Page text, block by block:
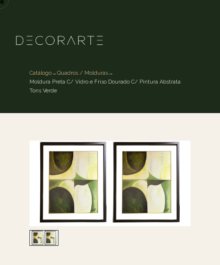
Catálogo→Quadros / Molduras→
Moldura Preta C/ Vidro e Friso Dourado C/ Pintura Abstrata
Tons Verde